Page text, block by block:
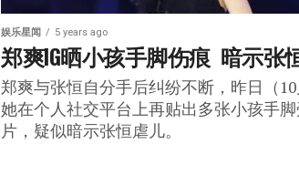
娱乐星闻 5 years ago
郑爽IG晒小孩手脚伤痕  暗示张
郑爽与张恒自分手后纠纷不断，昨日（10
她在个人社交平台上再贴出多张小孩手
片，疑似暗示张恒虐儿。